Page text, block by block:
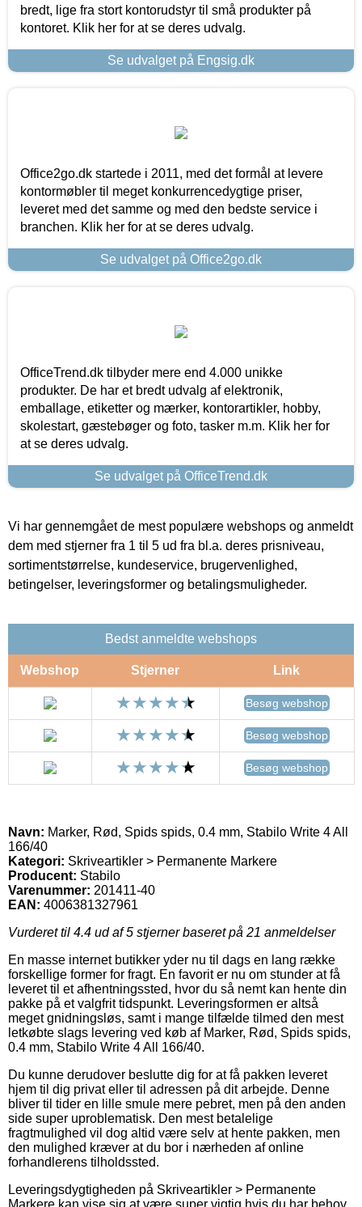
bredt, lige fra stort kontorudstyr til små produkter på
kontoret. Klik her for at se deres udvalg.
Se udvalget på Engsig.dk
Office2go.dk startede i 2011, med det formål at levere
kontormøbler til meget konkurrencedygtige priser,
leveret med det samme og med den bedste service i
branchen. Klik her for at se deres udvalg.
Se udvalget på Office2go.dk
OfficeTrend.dk tilbyder mere end 4.000 unikke
produkter. De har et bredt udvalg af elektronik,
emballage, etiketter og mærker, kontorartikler, hobby,
skolestart, gæstebøger og foto, tasker m.m. Klik her for
at se deres udvalg.
Se udvalget på OfficeTrend.dk
Vi har gennemgået de mest populære webshops og anmeldt
dem med stjerner fra 1 til 5 ud fra bl.a. deres prisniveau,
sortimentstørrelse, kundeservice, brugervenlighed,
betingelser, leveringsformer og betalingsmuligheder.
Bedst anmeldte webshops
Webshop Stjerner Link
Besøg webshop
Besøg webshop
Besøg webshop
Navn: Marker, Rød, Spids spids, 0.4 mm, Stabilo Write 4 All
166/40
Kategori: Skriveartikler > Permanente Markere
Producent: Stabilo
Varenummer: 201411-40
EAN: 4006381327961
Vurderet til 4.4 ud af 5 stjerner baseret på 21 anmeldelser
En masse internet butikker yder nu til dags en lang række
forskellige former for fragt. En favorit er nu om stunder at få
leveret til et afhentningssted, hvor du så nemt kan hente din
pakke på et valgfrit tidspunkt. Leveringsformen er altså
meget gnidningsløs, samt i mange tilfælde tilmed den mest
letkøbte slags levering ved køb af Marker, Rød, Spids spids,
0.4 mm, Stabilo Write 4 All 166/40.
Du kunne derudover beslutte dig for at få pakken leveret
hjem til dig privat eller til adressen på dit arbejde. Denne
bliver til tider en lille smule mere pebret, men på den anden
side super uproblematisk. Den mest betalelige
fragtmulighed vil dog altid være selv at hente pakken, men
den mulighed kræver at du bor i nærheden af online
forhandlerens tilholdssted.
Leveringsdygtigheden på Skriveartikler > Permanente
Markere kan vise sig at være super vigtig hvis du har behov